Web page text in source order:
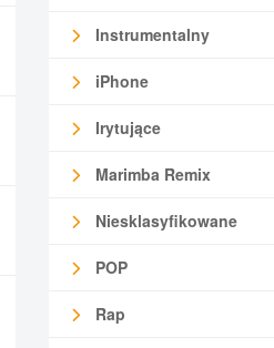
Instrumentalny
iPhone
Irytujące
Marimba Remix
Niesklasyfikowane
POP
Rap